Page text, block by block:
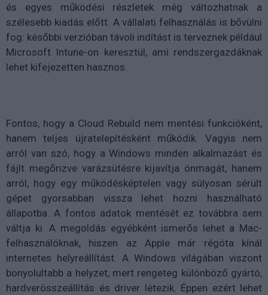
és egyes működési részletek még változhatnak a
szélesebb kiadás előtt. A vállalati felhasználás is bővülni
fog: későbbi verzióban távoli indítást is terveznek például
Microsoft Intune-on keresztül, ami rendszergazdáknak
lehet kifejezetten hasznos.
Fontos, hogy a Cloud Rebuild nem mentési funkcióként,
hanem teljes újratelepítésként működik. Vagyis nem
arról van szó, hogy a Windows minden alkalmazást és
fájlt megőrizve varázsütésre kijavítja önmagát, hanem
arról, hogy egy működésképtelen vagy súlyosan sérült
gépet gyorsabban vissza lehet hozni használható
állapotba. A fontos adatok mentését ez továbbra sem
váltja ki. A megoldás egyébként ismerős lehet a Mac-
felhasználóknak, hiszen az Apple már régóta kínál
internetes helyreállítást. A Windows világában viszont
bonyolultabb a helyzet, mert rengeteg különböző gyártó,
hardverösszeállítás és driver létezik. Éppen ezért lehet